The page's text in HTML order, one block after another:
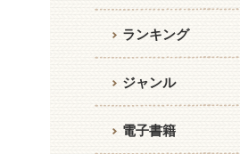
ランキング
ジャンル
電子書籍